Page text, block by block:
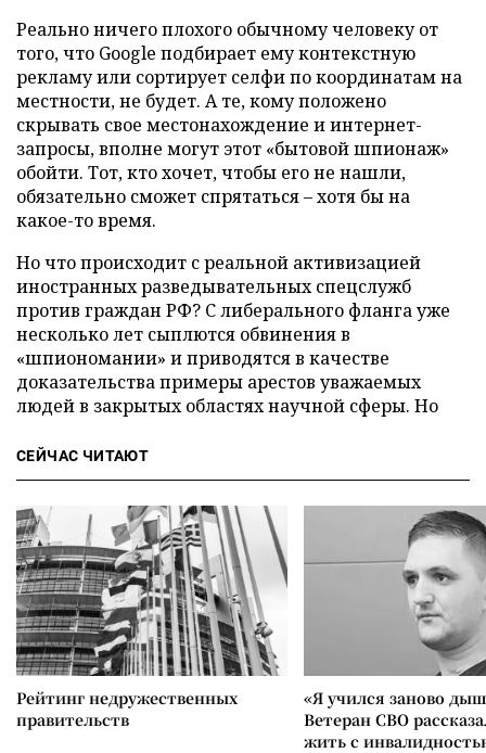
Реально ничего плохого обычному человеку от
того, что Google подбирает ему контекстную
рекламу или сортирует селфи по координатам на
местности, не будет. А те, кому положено
скрывать свое местонахождение и интернет-
запросы, вполне могут этот «бытовой шпионаж»
обойти. Тот, кто хочет, чтобы его не нашли,
обязательно сможет спрятаться – хотя бы на
какое-то время.
Но что происходит с реальной активизацией
иностранных разведывательных спецслужб
против граждан РФ? С либерального фланга уже
несколько лет сыплются обвинения в
«шпиономании» и приводятся в качестве
доказательства примеры арестов уважаемых
людей в закрытых областях научной сферы. Но
СЕЙЧАС ЧИТАЮТ
Рейтинг недружественных
правительств
«Я учился заново
Ветеран СВО
жить с